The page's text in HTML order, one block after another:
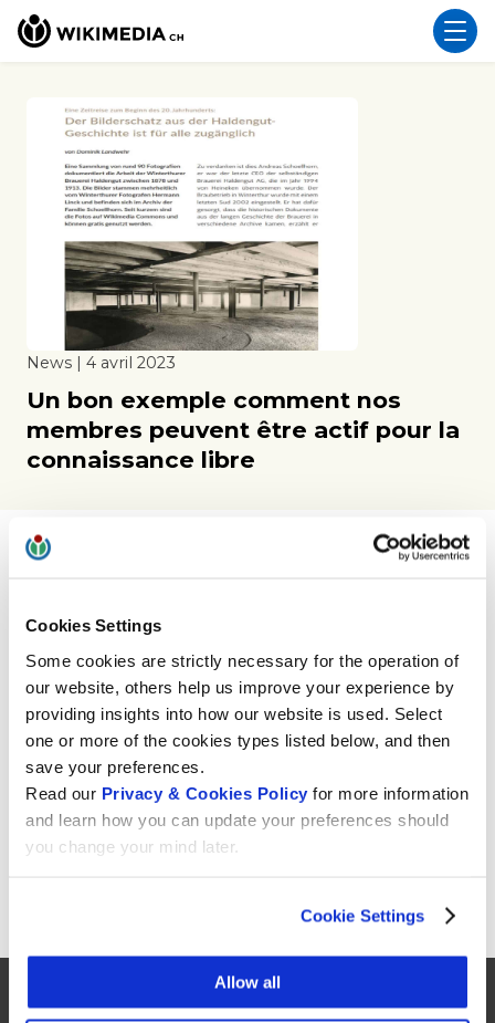
Cookies Settings
Some cookies are strictly necessary for the operation of
our website, others help us improve your experience by
providing insights into how our website is used. Select
one or more of the cookies types listed below, and then
save your preferences.
Read our Privacy & Cookies Policy for more information
and learn how you can update your preferences should
you change your mind later.
Cookie Settings
Allow all
News | 4 avril 2023
Un bon exemple comment nos
membres peuvent être actif pour la
connaissance libre
Dominik Landwehr donne un bon exemple de la
bénévole actif de la communauté peut soutenir
rapport d’activité 2022 de VINTES, l’Association
suisse pour la culture industrielle et l’histoire
technique, il a écrit, en tant que membre du
conseil d’administration, plusieurs articles relatifs à
Wikipédia et à Wikimedia Commons. Il y explique
notamment comment le savoir est mis en ligne à
la disposition de de tout le monde. Merci pour
(en allemand)